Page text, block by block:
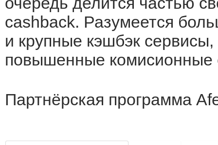
cashback. Разумеется
и крупные кэшбэк
повышенные комисионные
Партнёрская программа